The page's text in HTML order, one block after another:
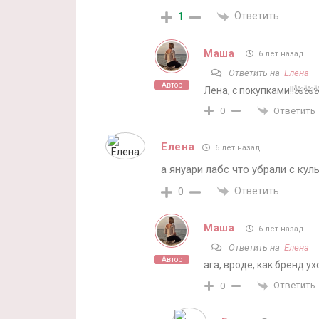
1 Ответить
Автор
Маша 6 лет назад
Ответить на Елена
Лена, с
0 Ответить
Елена 6 лет назад
а януари лабс что убрали с
0 Ответить
Автор
Маша 6 лет назад
Ответить на Елена
ага, вроде, как бренд
0 Ответить